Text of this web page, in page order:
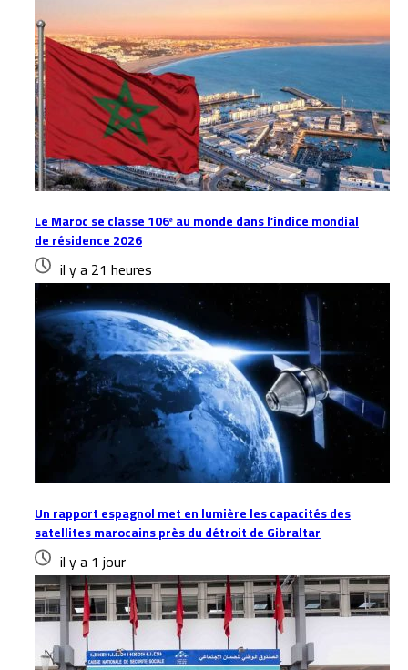
Le Maroc se classe 106ᵉ au monde dans l’indice mondial
de résidence 2026
il y a 21 heures
Un rapport espagnol met en lumière les capacités des
satellites marocains près du détroit de Gibraltar
il y a 1 jour